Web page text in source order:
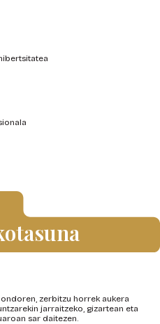
zerbitzu horrek aukera
jarraitzeko, gizartean eta
sar daitezen.